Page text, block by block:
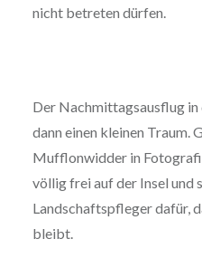
nicht betreten dürfen.
Der Nachmittagsausflug
dann einen kleinen Traum.
Mufflonwidder in
völlig frei auf der Insel und
Landschaftspfleger dafür,
bleibt.